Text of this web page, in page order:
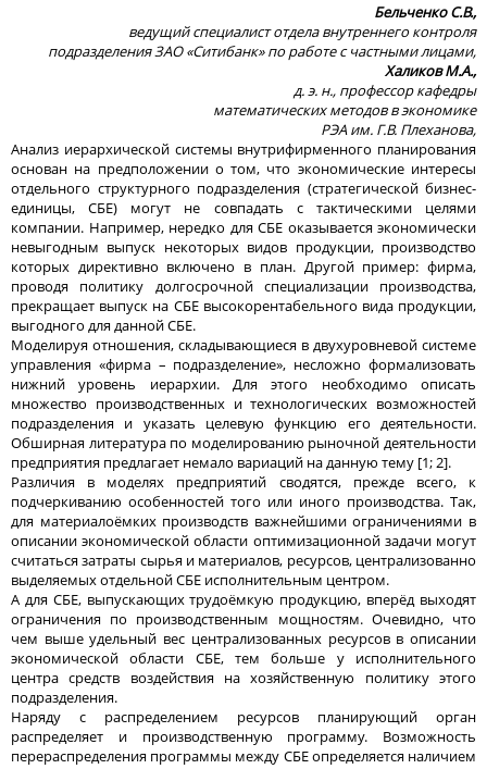
Бельченко С.В.,
ведущий специалист отдела внутреннего контроля
подразделения ЗАО «Ситибанк» по работе с частными лицами,
Халиков М.А.,
д. э. н., профессор кафедры
математических методов в экономике
РЭА им. Г.В. Плеханова,
Анализ иерархической системы внутрифирменного планирования
основан на предположении о том, что экономические интересы
отдельного структурного подразделения (стратегической бизнес-
единицы, СБЕ) могут не совпадать с тактическими целями
компании. Например, нередко для СБЕ оказывается экономически
невыгодным выпуск некоторых видов продукции, производство
которых директивно включено в план. Другой пример: фирма,
проводя политику долгосрочной специализации производства,
прекращает выпуск на СБЕ высокорентабельного вида продукции,
выгодного для данной СБЕ.
Моделируя отношения, складывающиеся в двухуровневой системе
управления «фирма – подразделение», несложно формализовать
нижний уровень иерархии. Для этого необходимо описать
множество производственных и технологических возможностей
подразделения и указать целевую функцию его деятельности.
Обширная литература по моделированию рыночной деятельности
предприятия предлагает немало вариаций на данную тему [1; 2].
Различия в моделях предприятий сводятся, прежде всего, к
подчеркиванию особенностей того или иного производства. Так,
для материалоёмких производств важнейшими ограничениями в
описании экономической области оптимизационной задачи могут
считаться затраты сырья и материалов, ресурсов, централизованно
выделяемых отдельной СБЕ исполнительным центром.
А для СБЕ, выпускающих трудоёмкую продукцию, вперёд выходят
ограничения по производственным мощностям. Очевидно, что
чем выше удельный вес централизованных ресурсов в описании
экономической области СБЕ, тем больше у исполнительного
центра средств воздействия на хозяйственную политику этого
подразделения.
Наряду с распределением ресурсов планирующий орган
распределяет и производственную программу. Возможность
перераспределения программы между СБЕ определяется наличием